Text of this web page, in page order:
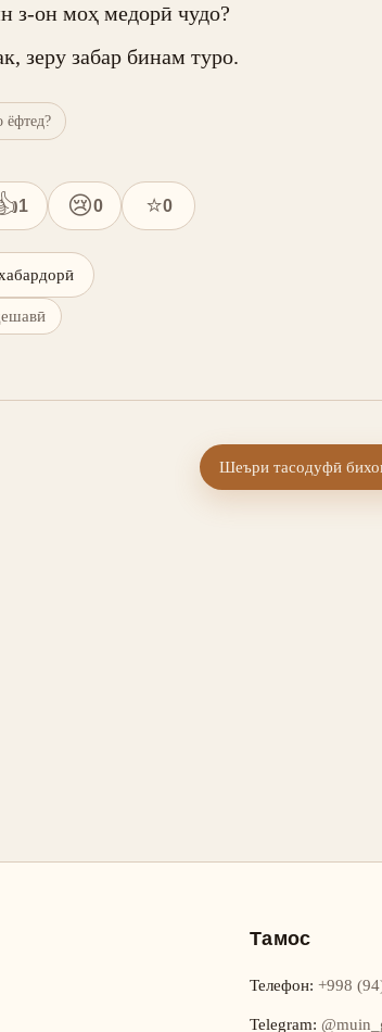
з-он моҳ медорӣ чудо?
зеру забар бинам туро.
ёфтед?
1 😢0 ⭐0
Шеъри тасодуфӣ
Тамос
Телефон: +998
Telegram: